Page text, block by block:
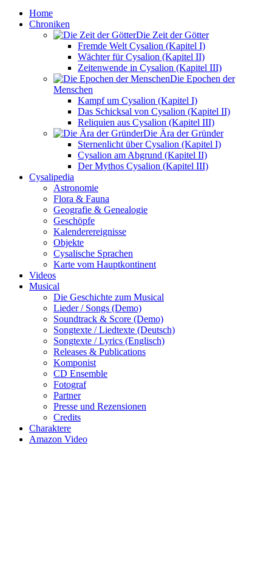
Home
Chroniken
Die Zeit der Götter
Fremde Welt Cysalion (Kapitel I)
Wächter für Cysalion (Kapitel II)
Zeitenwende in Cysalion (Kapitel III)
Die Epochen der
Menschen
Kampf um Cysalion (Kapitel I)
Das Schicksal von Cysalion (Kapitel II)
Reliquien aus Cysalion (Kapitel III)
Die Ära der Gründer
Sternenlicht über Cysalion (Kapitel I)
Cysalion am Abgrund (Kapitel II)
Der Mythos Cysalion (Kapitel III)
Cysalipedia
Astronomie
Flora & Fauna
Geografie & Genealogie
Geschöpfe
Kalenderereignisse
Objekte
Cysalische Sprachen
Karte vom Hauptkontinent
Videos
Musical
Die Geschichte zum Musical
Lieder / Songs (Demo)
Soundtrack & Score (Demo)
Songtexte / Liedtexte (Deutsch)
Songtexte / Lyrics (Englisch)
Releases & Publications
Komponist
CD Ensemble
Fotograf
Partner
Presse und Rezensionen
Credits
Charaktere
Amazon Video